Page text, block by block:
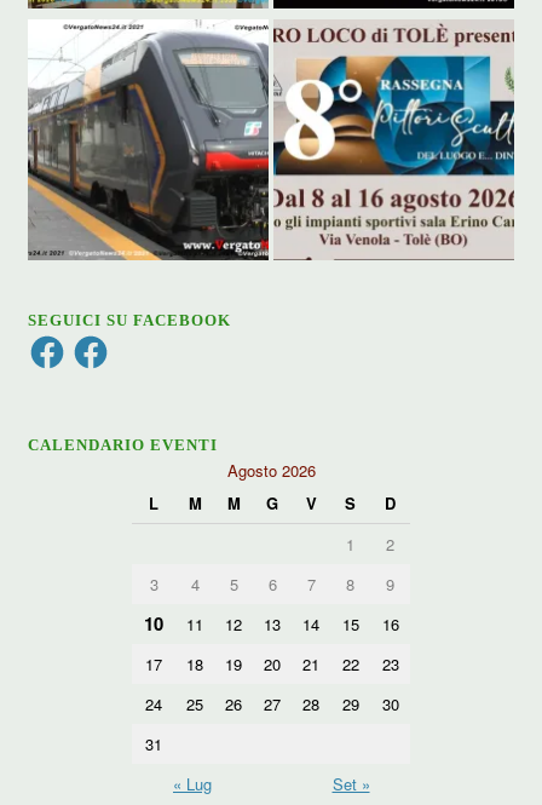
SEGUICI SU FACEBOOK
FacebookFacebook
CALENDARIO EVENTI
Agosto 2026
L
M M G V S
D
1
2
3
4 5 6 7 8 9
10 11 12 13 14 15
16
17
18 19 20 21 22
23
24
25 26 27 28 29
30
31
« Lug
Set »